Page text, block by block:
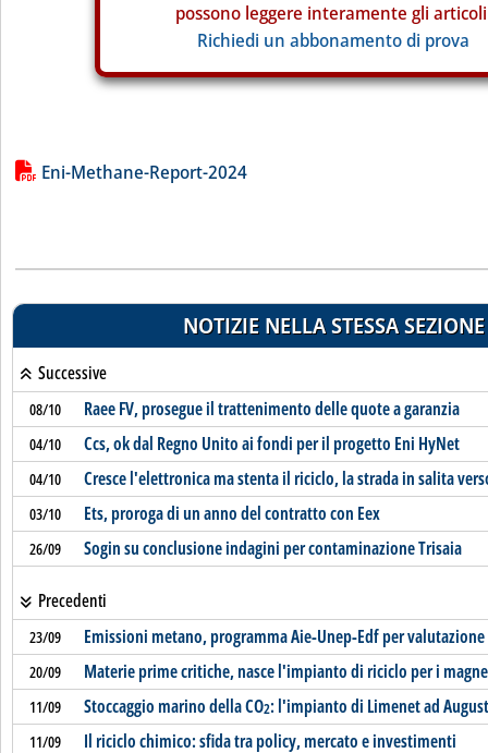
possono leggere interamente gli
Richiedi un abbonamento di prova
Lista allegati PDF alla notizia
Eni-Methane-Report-2024
NOTIZIE NELLA STESSA SEZIONE
Successive
08/10 Raee FV, prosegue il trattenimento delle quote a garanzia
04/10 Ccs, ok dal Regno Unito ai fondi per il progetto Eni HyNet
04/10 Cresce l'elettronica ma stenta il riciclo, la strada in salita
03/10 Ets, proroga di un anno del contratto con Eex
26/09 Sogin su conclusione indagini per contaminazione Trisaia
Precedenti
23/09 Emissioni metano, programma Aie-Unep-Edf per
20/09 Materie prime critiche, nasce l'impianto di riciclo per i
11/09 Stoccaggio marino della CO2: l'impianto di Limenet ad
11/09 Il riciclo chimico: sfida tra policy, mercato e investimenti